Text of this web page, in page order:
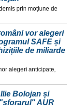
prin moțiune de
vor alegeri
SAFE și
de miliarde
alegeri anticipate,
Bolojan și
AUR